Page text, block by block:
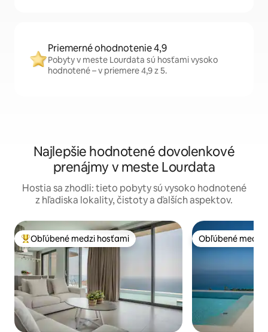
Priemerné ohodnotenie 4,9
Pobyty v meste Lourdata sú hosťami vysoko
hodnotené – v priemere 4,9 z 5.
Najlepšie hodnotené dovolenkové
prenájmy v meste Lourdata
Hostia sa zhodli: tieto pobyty sú vysoko hodnotené
z hľadiska lokality, čistoty a ďalších aspektov.
Najobľúbenejšie medzi hosťami
Obľúbené medzi hosťami Obľúbené medzi
Obľúbené medzi